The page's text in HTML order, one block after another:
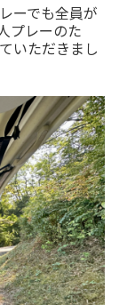
ーでも全員が
プレーのた
いただきまし